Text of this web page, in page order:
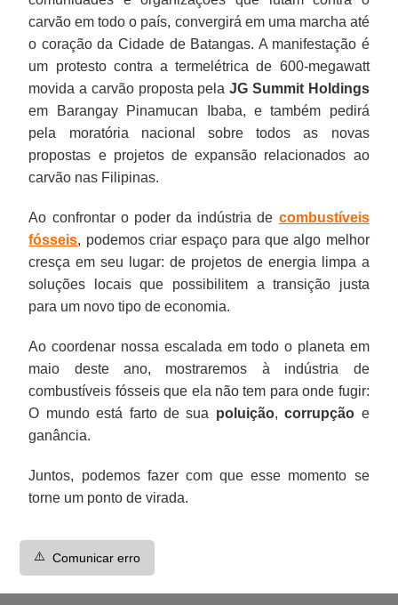
carvão em todo o país, convergirá em uma marcha até
o coração da Cidade de Batangas. A manifestação é
um protesto contra a termelétrica de 600-megawatt
movida a carvão proposta pelaJG Summit Holdings
em Barangay Pinamucan Ibaba, e também pedirá
pela moratória nacional sobre todos as novas
propostas e projetos de expansão relacionados ao
carvão nas Filipinas.
Ao confrontar o poder da indústria de combustíveis
fósseis, podemos criar espaço para que algo melhor
cresça em seu lugar: de projetos de energia limpa a
soluções locais que possibilitem a transição justa
para um novo tipo de economia.
Ao coordenar nossa escalada em todo o planeta em
maio deste ano, mostraremos à indústria de
combustíveis fósseis que ela não tem para onde fugir:
O mundo está farto de sua poluição,corrupção e
ganância.
Juntos, podemos fazer com que esse momento se
torne um ponto de virada.
⚠️ Comunicar erro